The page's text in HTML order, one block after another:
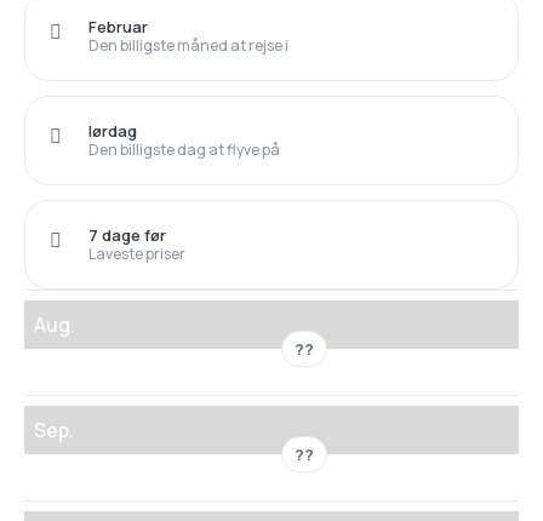
Den billigste måned at rejse i
Februar
Den billigste dag at flyve på
lørdag
Laveste priser
7 dage før
Aug.
??
Sep.
??